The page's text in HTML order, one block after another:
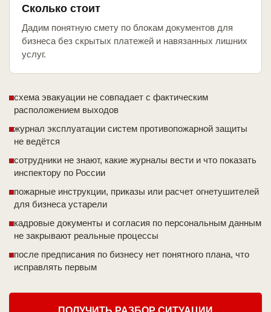
Сколько стоит
Дадим понятную смету по блокам документов для
бизнеса без скрытых платежей и навязанных лишних
услуг.
схема эвакуации не совпадает с фактическим
расположением выходов
журнал эксплуатации систем противопожарной защиты
не ведётся
сотрудники не знают, какие журналы вести и что показать
инспектору по России
пожарные инструкции, приказы или расчет огнетушителей
для бизнеса устарели
кадровые документы и согласия по персональным данным
не закрывают реальные процессы
после предписания по бизнесу нет понятного плана, что
исправлять первым